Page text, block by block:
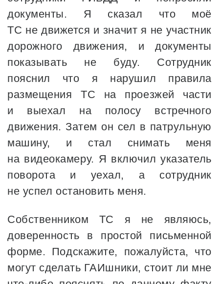
документы. Я сказал что моё
ТС не движется и значит я не участник
дорожного движения, и документы
показывать не буду. Сотрудник
пояснил что я нарушил правила
размещения ТС на проезжей части
и выехал на полосу встречного
движения. Затем он сел в патрульную
машину, и стал снимать меня
на видеокамеру. Я включил указатель
поворота и уехал, а сотрудник
не успел остановить меня.
Собственником ТС я не являюсь,
доверенность в простой письменной
форме. Подскажите, пожалуйста, что
могут сделать ГАИшники, стоит ли мне